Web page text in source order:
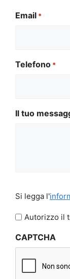
Email *
Telefono *
Il tuo
legga
l'informativa
privacy
Si legga l'
Autorizzo il
CAPTCHA